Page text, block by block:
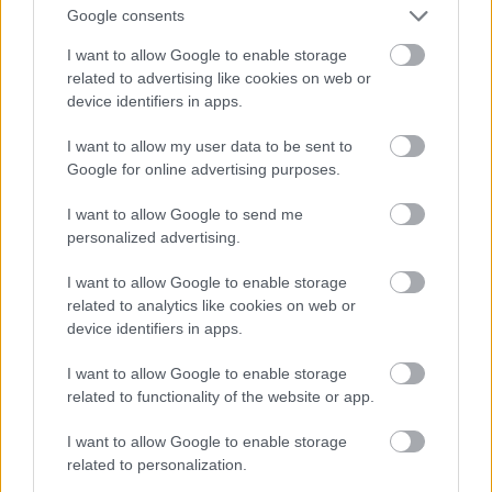
Google consents
I want to allow Google to enable storage
related to advertising like cookies on web or
device identifiers in apps.
I want to allow my user data to be sent to
Google for online advertising purposes.
I want to allow Google to send me
personalized advertising.
I want to allow Google to enable storage
related to analytics like cookies on web or
device identifiers in apps.
I want to allow Google to enable storage
related to functionality of the website or app.
I want to allow Google to enable storage
related to personalization.
kaut ko slēpj vai noklusē.”
Advokāts skarbi komentē
varas komunikāciju dronu
incidentos
LA.LV aicina portāla lietotājus, rakstot komentārus, ievērot
pieklājību, nekurināt naidu un iztikt bez rupjībām.
Skatīt komentārus (33)
LASĪTĀKIE
Nosaukti nāvējošākie automobiļi uz
ceļiem: turam īkšķus, lai neatrodi sarakstā
Kasnotiek, kad aizveras guļamistabas
Atcelt Ziņot